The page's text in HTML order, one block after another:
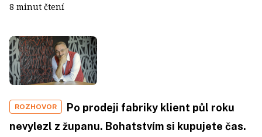
8 minut čtení
ROZHOVOR
Po prodeji fabriky klient půl roku
nevylezl z županu. Bohatstvím si kupujete čas.